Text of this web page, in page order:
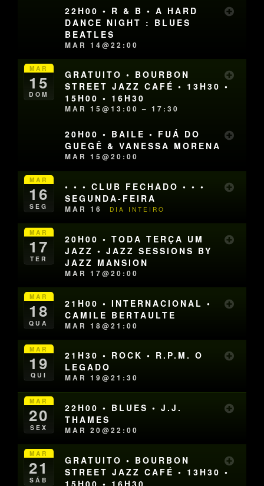
22H00 • R & B • A HARD
DANCE NIGHT : BLUES
BEATLES
MAR 14@22:00
MAR
15
DOM
GRATUITO • BOURBON
STREET JAZZ CAFÉ • 13H30 •
15H00 • 16H30
MAR 15@13:00 – 17:30
20H00 • BAILE • FUÁ DO
GUEGÊ & VANESSA MORENA
MAR 15@20:00
MAR
16
SEG
• • • CLUB FECHADO • • •
SEGUNDA-FEIRA
MAR 16 DIA INTEIRO
MAR
17
TER
20H00 • TODA TERÇA UM
JAZZ • JAZZ SESSIONS BY
JAZZ MANSION
MAR 17@20:00
MAR
18
QUA
21H00 • INTERNACIONAL •
CAMILE BERTAULTE
MAR 18@21:00
MAR
19
QUI
21H30 • ROCK • R.P.M. O
LEGADO
MAR 19@21:30
MAR
20
SEX
22H00 • BLUES • J.J.
THAMES
MAR 20@22:00
MAR
21
SÁB
GRATUITO • BOURBON
STREET JAZZ CAFÉ • 13H30 •
15H00 • 16H30